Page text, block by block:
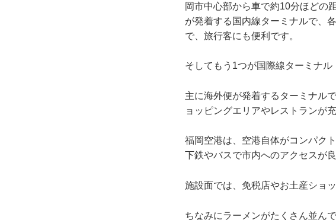
岡市中心部から車で約10分ほどの
が発着する国内線ターミナルで、
で、旅行客にも便利です。
そしてもう1つが国際線ターミナル
主に海外便が発着するターミナル
ョッピングエリアやレストランが
福岡空港は、空港自体がコンパク
下鉄やバスで市内へのアクセスが
施設面では、免税店やお土産ショ
ちなみにラーメンがたくさん並ん